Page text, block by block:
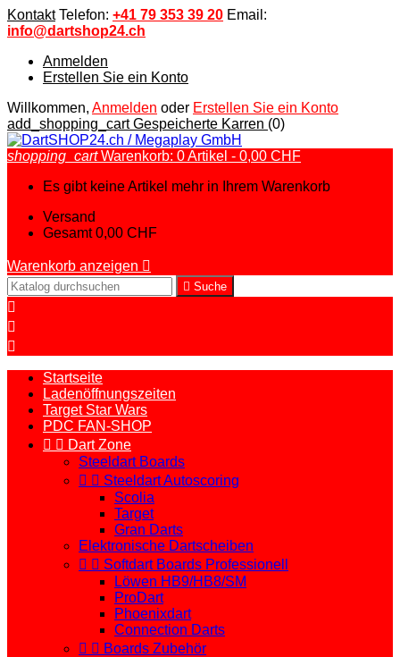
Kontakt Telefon: +41 79 353 39 20 Email:
info@dartshop24.ch
Anmelden
Erstellen Sie ein Konto
Willkommen, Anmelden oder Erstellen Sie ein Konto
add_shopping_cartGespeicherte Karren (0)
shopping_cart Warenkorb: 0Artikel - 0,00 CHF
Es gibt keine Artikel mehr in Ihrem Warenkorb
Versand
Gesamt 0,00 CHF
Warenkorb anzeigen 
 Suche



Startseite
Ladenöffnungszeiten
Target Star Wars
PDC FAN-SHOP
  Dart Zone
Steeldart Boards
  Steeldart Autoscoring
Scolia
Target
Gran Darts
Elektronische Dartscheiben
  Softdart Boards Professionell
Löwen HB9/HB8/SM
ProDart
Phoenixdart
Connection Darts
  Boards Zubehör